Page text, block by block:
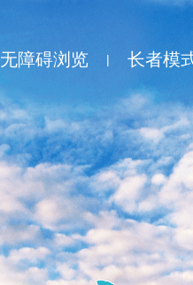
无障碍浏览 | 长者模